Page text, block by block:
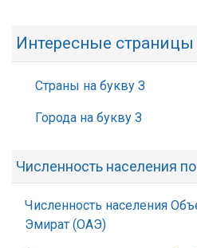
Интересные страницы
Страны на букву З
Города на букву З
Численность населения
Численность населения
Эмират (ОАЭ)